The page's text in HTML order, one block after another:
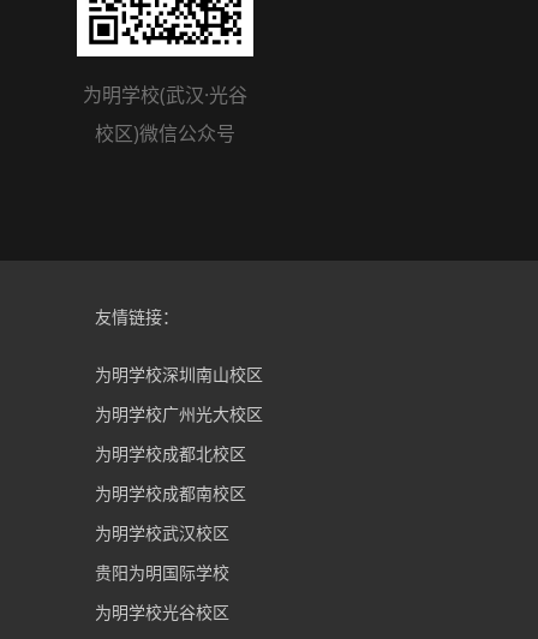
为明学校(武汉·光谷
校区)微信公众号
友情链接：
为明学校深圳南山校区
为明学校广州光大校区
为明学校成都北校区
为明学校成都南校区
为明学校武汉校区
贵阳为明国际学校
为明学校光谷校区